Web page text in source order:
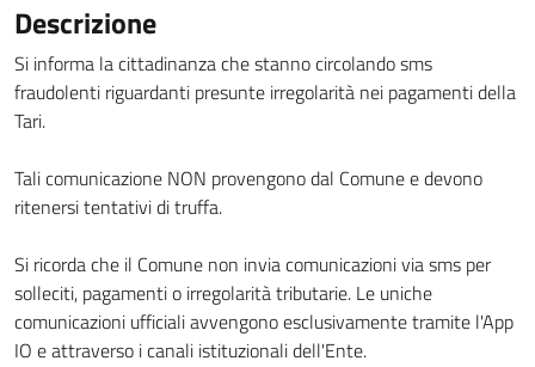
Descrizione
Si informa la cittadinanza che stanno circolando sms
fraudolenti riguardanti presunte irregolarità nei pagamenti della
Tari.
Tali comunicazione NON provengono dal Comune e devono
ritenersi tentativi di truffa.
Si ricorda che il Comune non invia comunicazioni via sms per
solleciti, pagamenti o irregolarità tributarie. Le uniche
comunicazioni ufficiali avvengono esclusivamente tramite l'App
IO e attraverso i canali istituzionali dell'Ente.